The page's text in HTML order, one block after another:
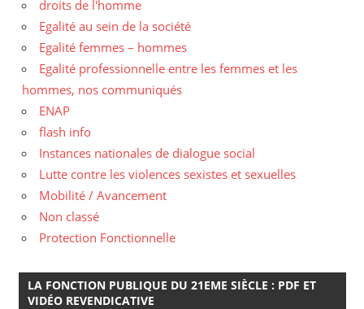
droits de l'homme
Egalité au sein de la société
Egalité femmes – hommes
Egalité professionnelle entre les femmes et les
hommes, nos communiqués
ENAP
flash info
Instances nationales de dialogue social
Lutte contre les violences sexistes et sexuelles
Mobilité / Avancement
Non classé
Protection Fonctionnelle
LA FONCTION PUBLIQUE DU 21EME SIÈCLE : PDF ET
VIDÉO REVENDICATIVE